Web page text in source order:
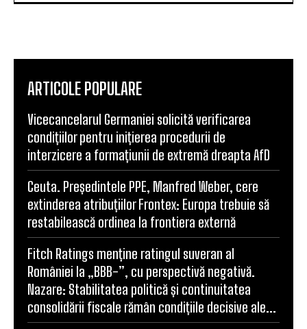
ARTICOLE POPULARE
Vicecancelarul Germaniei solicită verificarea
condițiilor pentru inițierea procedurii de
interzicere a formațiunii de extremă dreapta AfD
Ceuta. Președintele PPE, Manfred Weber, cere
extinderea atribuțiilor Frontex: Europa trebuie să
restabilească ordinea la frontiera externă
Fitch Ratings menține ratingul suveran al
României la „BBB-”, cu perspectivă negativă.
Nazare: Stabilitatea politică și continuitatea
consolidării fiscale rămân condițiile decisive ale...